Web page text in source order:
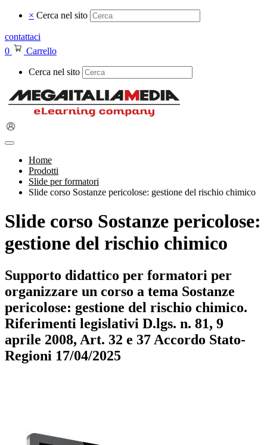
× Cerca nel sito
contattaci
0
Carrello
Cerca nel sito
Home
Prodotti
Slide per formatori
Slide corso Sostanze pericolose: gestione del rischio chimico
Slide corso Sostanze pericolose:
gestione del rischio chimico
Supporto didattico per formatori per
organizzare un corso a tema Sostanze
pericolose: gestione del rischio chimico.
Riferimenti legislativi D.lgs. n. 81, 9
aprile 2008, Art. 32 e 37 Accordo Stato-
Regioni 17/04/2025